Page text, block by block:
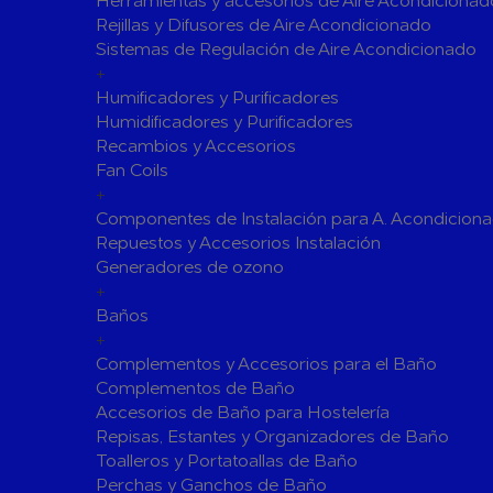
Válvulas para Calefacción
Válvulas Radiador
Válv.
Válvulas de Seguridad
Bombas de calor para ACS
Cocinas
Fregaderos
Grifería de Cocina
Contra Incendios
Accesorios y Grupos Contra Incendios
Energías Renovables
Calderas y estufas de biomasa
Sistemas de Energía Solar Térmica
Estructuras de soporte
Rejillas y Difusores de Aire Acondicionado
Sistemas de Regulación de Aire Acondicionado
+
Humificadores y Purificadores
Humidificadores y Purificadores
Recambios y Accesorios
Fan Coils
+
Componentes de Instalación para A.
Repuestos y Accesorios Instalación
Generadores de ozono
+
Baños
+
Complementos y Accesorios para el Baño
Complementos de Baño
Accesorios de Baño para Hostelería
Repisas, Estantes y Organizadores de Baño
Toalleros y Portatoallas de Baño
Perchas y Ganchos de Baño